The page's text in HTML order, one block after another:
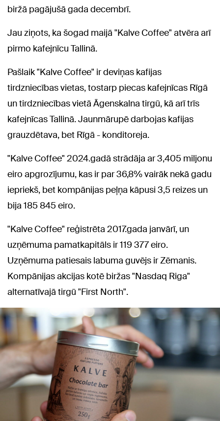
biržā pagājušā gada decembrī.
Jau ziņots, ka šogad maijā "Kalve Coffee" atvēra arī
pirmo kafejnīcu Tallinā.
Pašlaik "Kalve Coffee" ir deviņas kafijas
tirdzniecības vietas, tostarp piecas kafejnīcas Rīgā
un tirdzniecības vietā Āgenskalna tirgū, kā arī trīs
kafejnīcas Tallinā. Jaunmārupē darbojas kafijas
grauzdētava, bet Rīgā - konditoreja.
"Kalve Coffee" 2024.gadā strādāja ar 3,405 miljonu
eiro apgrozījumu, kas ir par 36,8% vairāk nekā gadu
iepriekš, bet kompānijas peļņa kāpusi 3,5 reizes un
bija 185 845 eiro.
"Kalve Coffee" reģistrēta 2017.gada janvārī, un
uzņēmuma pamatkapitāls ir 119 377 eiro.
Uzņēmuma patiesais labuma guvējs ir Zēmanis.
Kompānijas akcijas kotē biržas "Nasdaq Riga"
alternatīvajā tirgū "First North".